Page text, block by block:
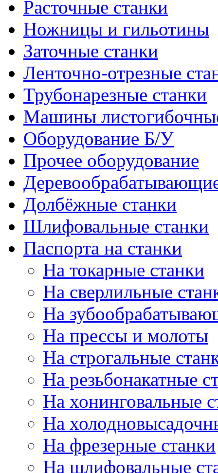
Расточные станки
Ножницы и гильотины
Заточные станки
Ленточно-отрезные
Трубонарезные станки
Машины
Оборудование Б/У
Прочее оборудование
Долбёжные станки
Шлифовальные станки
Паспорта на станки
На токарные станки
На сверлильные
На
На прессы и молоты
На строгальные
На резьбонакатные
На хонинговальные
На
На фрезерные станки
На шлифовальные